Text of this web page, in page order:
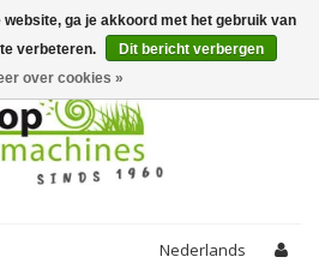
Nederlands
website, ga je akkoord met het gebruik van
verbeteren.
Dit bericht verbergen
over cookies »